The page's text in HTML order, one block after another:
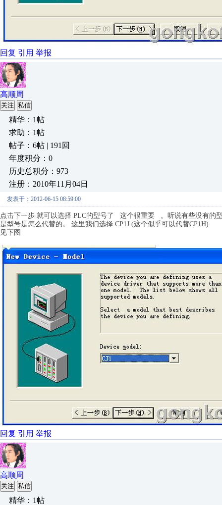
回复 引用 举报
高顺周
关注 私信
精华：1帖
求助：1帖
帖子：6帖 | 191回
年度积分：0
历史总积分：973
注册：2010年11月04日
发表于：2012-06-15 08:59:00
点击下一步 就可以选择 PLC的型号了 这个很重要 。听说有些没有的
是型号是怎么代替的。 这里我们选择 CP1J (这个似乎可以代替CP1H)
见下图
回复 引用 举报
高顺周
关注 私信
精华：1帖